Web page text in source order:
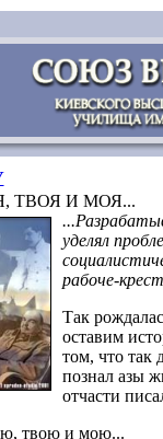
ТВОЯ И МОЯ...
уделял
рабоче-
Так
оставим
том, что так
познал азы
отчасти
твою и мою...